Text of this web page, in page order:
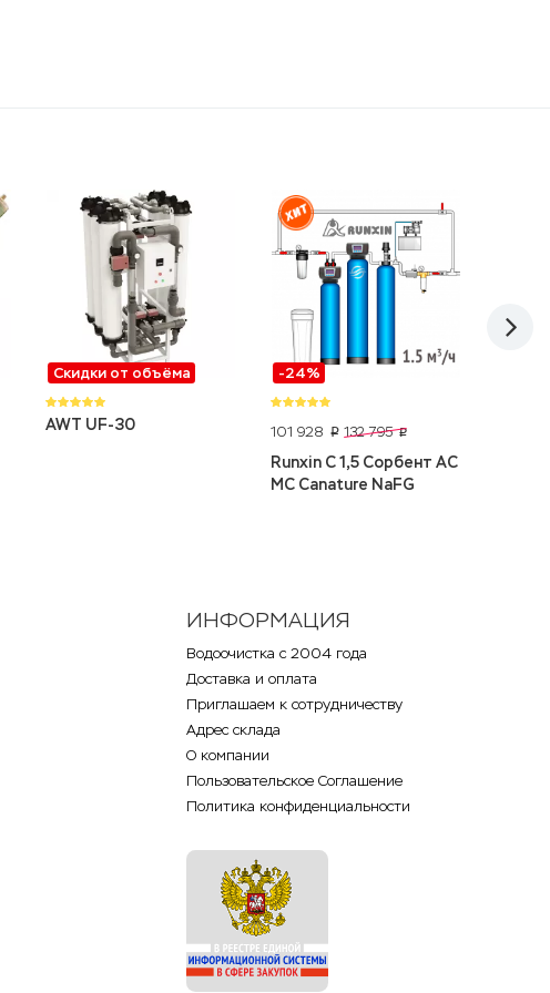
Скидки от объёма
AWT UF-30
-24%
101 928 p 132 795 p
Runxin C 1,5 Сорбент АС
МС Canature NaFG
ИНФОРМАЦИЯ
Водоочистка с 2004 года
Доставка и оплата
Приглашаем к сотрудничеству
Адрес склада
О компании
Пользовательское Соглашение
Политика конфиденциальности